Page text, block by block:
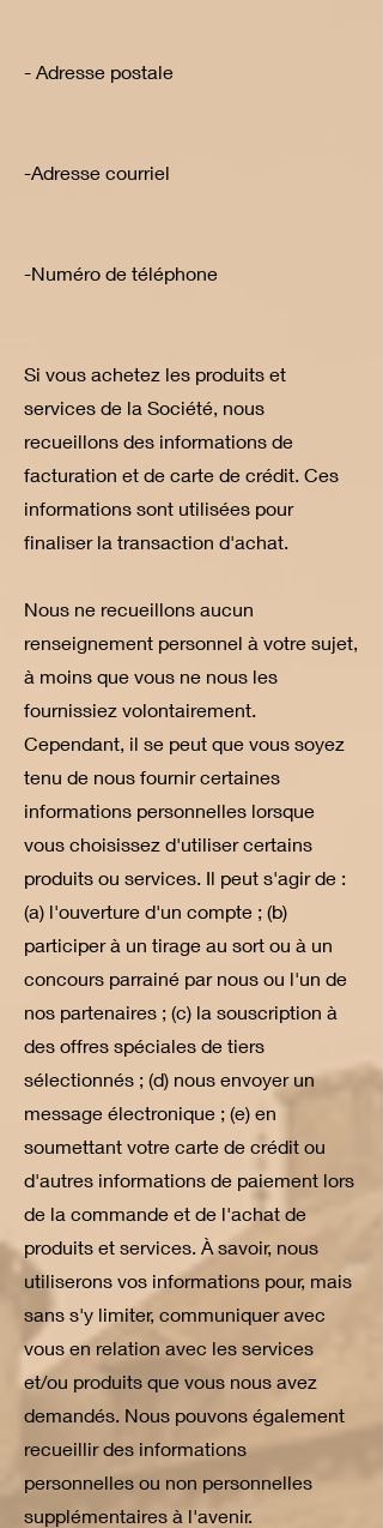
- Adresse postale
-Adresse courriel
-Numéro de téléphone
Si vous achetez les produits et
services de la Société, nous
recueillons des informations de
facturation et de carte de crédit. Ces
informations sont utilisées pour
finaliser la transaction d'achat.
Nous ne recueillons aucun
renseignement personnel à votre sujet,
à moins que vous ne nous les
fournissiez volontairement.
Cependant, il se peut que vous soyez
tenu de nous fournir certaines
informations personnelles lorsque
vous choisissez d'utiliser certains
produits ou services. Il peut s'agir de :
(a) l'ouverture d'un compte ; (b)
participer à un tirage au sort ou à un
concours parrainé par nous ou l'un de
nos partenaires ; (c) la souscription à
des offres spéciales de tiers
sélectionnés ; (d) nous envoyer un
message électronique ; (e) en
soumettant votre carte de crédit ou
d'autres informations de paiement lors
de la commande et de l'achat de
produits et services. À savoir, nous
utiliserons vos informations pour, mais
sans s'y limiter, communiquer avec
vous en relation avec les services
et/ou produits que vous nous avez
demandés. Nous pouvons également
recueillir des informations
personnelles ou non personnelles
supplémentaires à l'avenir.